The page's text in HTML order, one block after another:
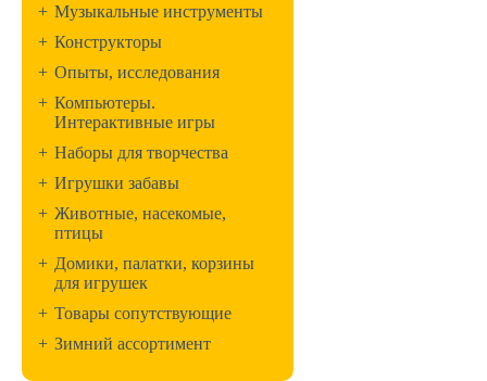
+ Музыкальные инструменты
+ Конструкторы
+ Опыты, исследования
+ Компьютеры.
Интерактивные игры
+ Наборы для творчества
+ Игрушки забавы
+ Животные, насекомые,
птицы
+ Домики, палатки, корзины
для игрушек
+ Товары сопутствующие
+ Зимний ассортимент